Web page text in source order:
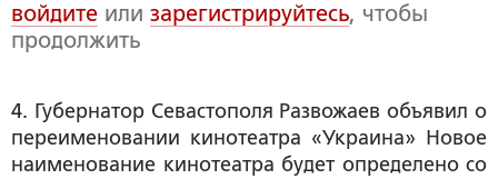
войдите или зарегистрируйтесь, чтобы
продолжить
4. Губернатор Севастополя Развожаев объявил о
переименовании кинотеатра «Украина» Новое
наименование кинотеатра будет определено со